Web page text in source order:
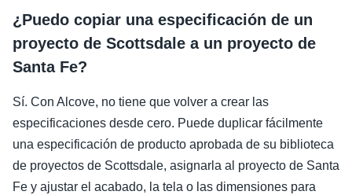
¿Puedo copiar una especificación de un
proyecto de Scottsdale a un proyecto de
Santa Fe?
Sí. Con Alcove, no tiene que volver a crear las
especificaciones desde cero. Puede duplicar fácilmente
una especificación de producto aprobada de su biblioteca
de proyectos de Scottsdale, asignarla al proyecto de Santa
Fe y ajustar el acabado, la tela o las dimensiones para